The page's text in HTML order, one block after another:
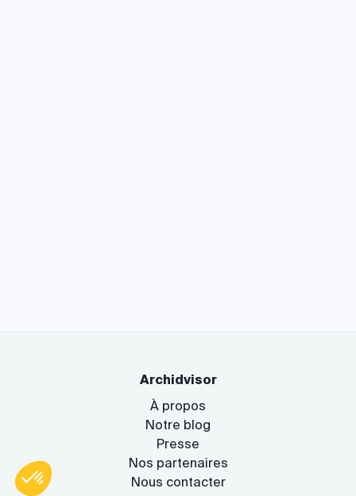
Archidvisor
À propos
Notre blog
Presse
Nos partenaires
Nous contacter